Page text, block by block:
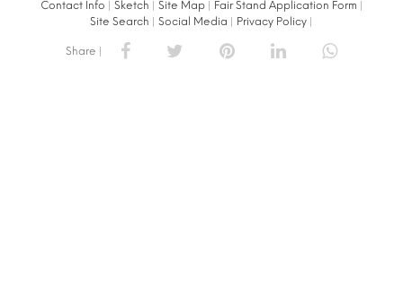
Contact Info Sketch Site Map| Fair Stand Application Form
Site Search
Social Media Privacy Policy
Share |